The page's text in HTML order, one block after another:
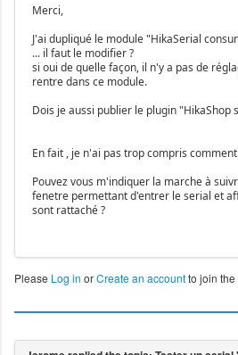
Merci,
J'ai dupliqué le module "HikaSerial
... il faut le modifier ?
si oui de quelle façon, il n'y a pas de
rentre dans ce module.
Dois je aussi publier le plugin "HikaShop
En fait , je n'ai pas trop compris
Pouvez vous m'indiquer la marche à
fenetre permettant d'entrer le serial et
sont rattaché ?
Please Log in orCreate an accountto join the